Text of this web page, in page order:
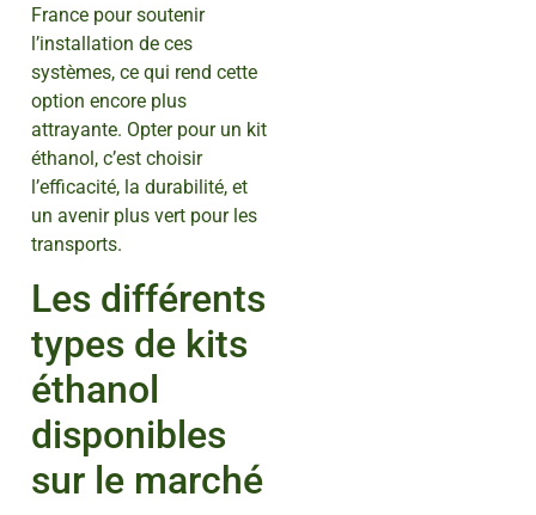
France pour soutenir
l’installation de ces
systèmes, ce qui rend cette
option encore plus
attrayante. Opter pour un kit
éthanol, c’est choisir
l’efficacité, la durabilité, et
un avenir plus vert pour les
transports.
Les différents
types de kits
éthanol
disponibles
sur le marché